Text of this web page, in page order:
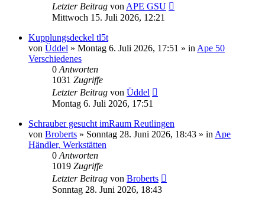
Letzter Beitrag von APE GSU
Mittwoch 15. Juli 2026, 12:21
Kupplungsdeckel tl5t
von Üddel » Montag 6. Juli 2026, 17:51 » in Ape 50
Verschiedenes
0 Antworten
1031 Zugriffe
Letzter Beitrag von Üddel
Montag 6. Juli 2026, 17:51
Schrauber gesucht imRaum Reutlingen
von Broberts » Sonntag 28. Juni 2026, 18:43 » in Ape
Händler, Werkstätten
0 Antworten
1019 Zugriffe
Letzter Beitrag von Broberts
Sonntag 28. Juni 2026, 18:43